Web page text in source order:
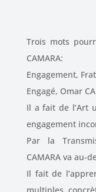
Trois mots
CAMARA:
Engagement,
Engagé, Omar
Il a fait de l’Art
engagement
Par la
CAMARA va au-
Il fait de